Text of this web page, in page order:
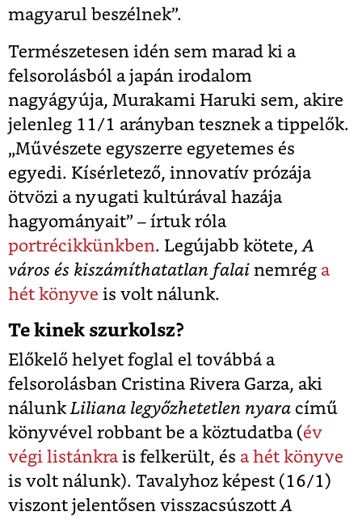
magyarul beszélnek”.
Természetesen idén sem marad ki a
felsorolásból a japán irodalom
nagyágyúja, Murakami Haruki sem, akire
jelenleg 11/1 arányban tesznek a tippelők.
„Művészete egyszerre egyetemes és
egyedi. Kísérletező, innovatív prózája
ötvözi a nyugati kultúrával hazája
hagyományait” – írtuk róla
portrécikkünkben. Legújabb kötete, A
város és kiszámíthatatlan falai nemrég a
hét könyve is volt nálunk.
Te kinek szurkolsz?
Előkelő helyet foglal el továbbá a
felsorolásban Cristina Rivera Garza, aki
nálunk Liliana legyőzhetetlen nyara című
könyvével robbant be a köztudatba (év
végi listánkrais felkerült, és a hét könyve
is volt nálunk). Tavalyhoz képest (16/1)
viszont jelentősen visszacsúszott A